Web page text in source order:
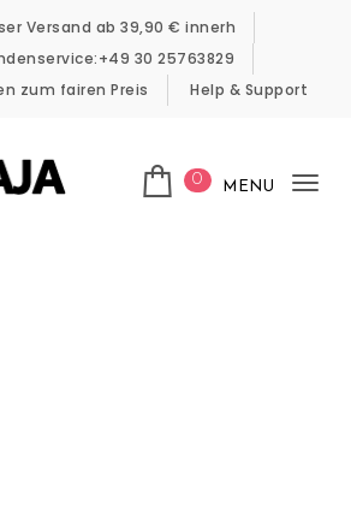
Versand ab 39,90 € innerh
30 25763829
zum fairen Preis
Help & Support
0 MENU